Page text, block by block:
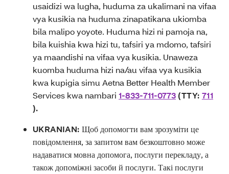
usaidizi wa lugha, huduma za ukalimani na vifaa
vya kusikia na huduma zinapatikana ukiomba
bila malipo yoyote. Huduma hizi ni pamoja na,
bila kuishia kwa hizi tu, tafsiri ya mdomo, tafsiri
ya maandishi na vifaa vya kusikia. Unaweza
kuomba huduma hizi na/au vifaa vya kusikia
kwa kupigia simu Aetna Better Health Member
Services kwa nambari 1-833-711-0773 (TTY: 711
).
UKRANIAN: Щоб допомогти вам зрозуміти це
повідомлення, за запитом вам безкоштовно може
надаватися мовна допомога, послуги перекладу, а
також допоміжні засоби й послуги. Такі послуги